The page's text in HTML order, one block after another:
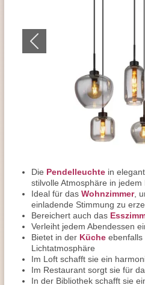
Die Pendelleuchte in
stilvolle Atmosphäre in jedem
Ideal für das Wohnzimmer,
einladende Stimmung zu
Bereichert auch das
Verleiht jedem Abendessen
Bietet in der Küche ebenfalls
Lichtatmosphäre
Im Loft schafft sie ein
Im Restaurant sorgt sie für
In der Bibliothek schafft sie